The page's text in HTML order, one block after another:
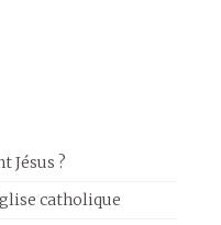
Jésus ?
catholique